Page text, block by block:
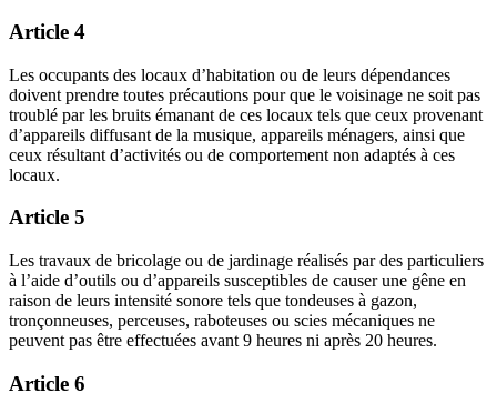
Article 4
Les occupants des locaux d’habitation ou de leurs dépendances
doivent prendre toutes précautions pour que le voisinage ne soit pas
troublé par les bruits émanant de ces locaux tels que ceux provenant
d’appareils diffusant de la musique, appareils ménagers, ainsi que
ceux résultant d’activités ou de comportement non adaptés à ces
locaux.
Article 5
Les travaux de bricolage ou de jardinage réalisés par des particuliers
à l’aide d’outils ou d’appareils susceptibles de causer une gêne en
raison de leurs intensité sonore tels que tondeuses à gazon,
tronçonneuses, perceuses, raboteuses ou scies mécaniques ne
peuvent pas être effectuées avant 9 heures ni après 20 heures.
Article 6